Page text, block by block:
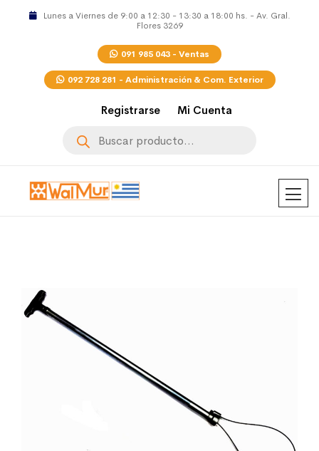
Lunes a Viernes de 9:00 a 12:30 - 13:30 a 18:00 hs. - Av. Gral.
Flores 3269
091 985 043 - Ventas
092 728 281 - Administración & Com. Exterior
Registrarse Mi Cuenta